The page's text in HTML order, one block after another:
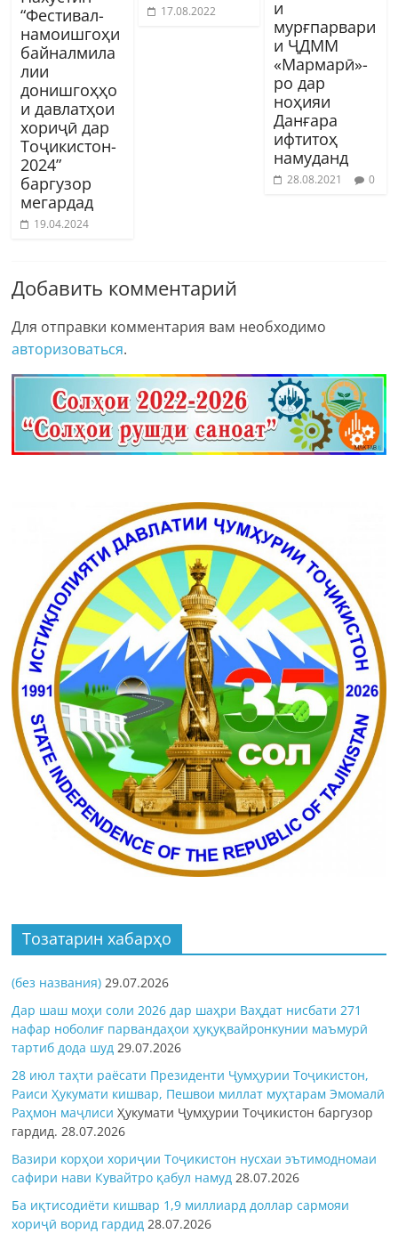
“Фестивал-
намоишгоҳи
байналмила
лии
донишгоҳҳо
и давлатҳои
хориҷӣ дар
Тоҷикистон-
2024”
баргузор
мегардад
19.04.2024
17.08.2022
и
мурғпарвари
и ҶДММ
«Мармарӣ»-
ро дар
ноҳияи
Данғара
ифтитоҳ
намуданд
28.08.2021 0
Добавить комментарий
Для отправки комментария вам необходимо
авторизоваться.
Тозатарин хабарҳо
(без названия) 29.07.2026
Дар шаш моҳи соли 2026 дар шаҳри Ваҳдат нисбати 271
нафар ноболиғ парвандаҳои ҳуқуқвайронкунии маъмурӣ
тартиб дода шуд 29.07.2026
28 июл таҳти раёсати Президенти Ҷумҳурии Тоҷикистон,
Раиси Ҳукумати кишвар, Пешвои миллат муҳтарам Эмомалӣ
Раҳмон маҷлисиҲукумати Ҷумҳурии Тоҷикистон баргузор
гардид.28.07.2026
Вазири корҳои хориҷии Тоҷикистон нусхаи эътимодномаи
сафири нави Кувайтро қабул намуд 28.07.2026
Ба иқтисодиёти кишвар 1,9 миллиард доллар сармояи
хориҷӣ ворид гардид 28.07.2026